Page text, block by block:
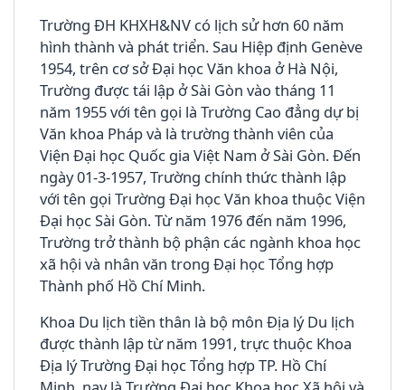
Trường ĐH KHXH&NV có lịch sử hơn 60 năm
hình thành và phát triển. Sau Hiệp định Genève
1954, trên cơ sở Đại học Văn khoa ở Hà Nội,
Trường được tái lập ở Sài Gòn vào tháng 11
năm 1955 với tên gọi là Trường Cao đẳng dự bị
Văn khoa Pháp và là trường thành viên của
Viện Đại học Quốc gia Việt Nam ở Sài Gòn. Đến
ngày 01-3-1957, Trường chính thức thành lập
với tên gọi Trường Đại học Văn khoa thuộc Viện
Đại học Sài Gòn. Từ năm 1976 đến năm 1996,
Trường trở thành bộ phận các ngành khoa học
xã hội và nhân văn trong Đại học Tổng hợp
Thành phố Hồ Chí Minh.
Khoa Du lịch tiền thân là bộ môn Địa lý Du lịch
được thành lập từ năm 1991, trực thuộc Khoa
Địa lý Trường Đại học Tổng hợp TP. Hồ Chí